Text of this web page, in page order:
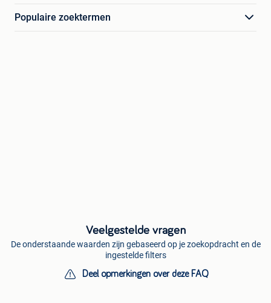
Populaire zoektermen
Veelgestelde vragen
De onderstaande waarden zijn gebaseerd op je zoekopdracht en de
ingestelde filters
Deel opmerkingen over deze FAQ